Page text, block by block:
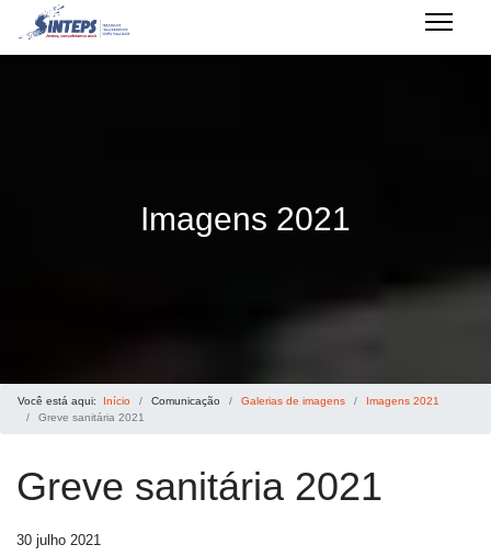
Imagens 2021
Você está aqui: Início Comunicação Galerias de imagens
Imagens 2021
Greve sanitária 2021
Greve sanitária 2021
30 julho 2021